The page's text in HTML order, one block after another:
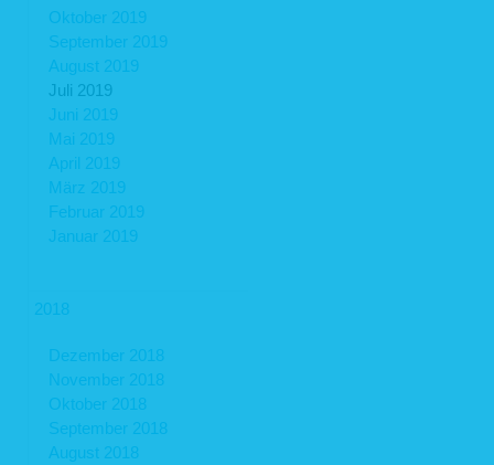
Oktober 2019
September 2019
August 2019
Juli 2019
Juni 2019
Mai 2019
April 2019
März 2019
Februar 2019
Januar 2019
2018
Dezember 2018
November 2018
Oktober 2018
September 2018
August 2018